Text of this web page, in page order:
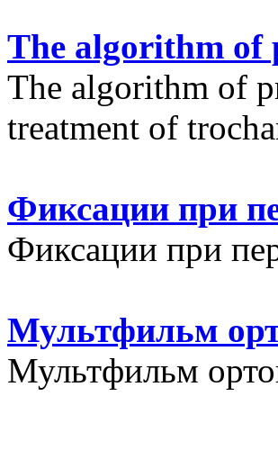
The algorithm of
The algorithm of
treatment of
Фиксации при
Фиксации при
Мультфильм
Мультфильм